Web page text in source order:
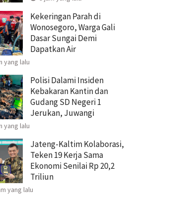
Kekeringan Parah di
Wonosegoro, Warga Gali
Dasar Sungai Demi
Dapatkan Air
yang lalu
Polisi Dalami Insiden
Kebakaran Kantin dan
Gudang SD Negeri 1
Jerukan, Juwangi
yang lalu
Jateng-Kaltim Kolaborasi,
Teken 19 Kerja Sama
Ekonomi Senilai Rp 20,2
Triliun
yang lalu